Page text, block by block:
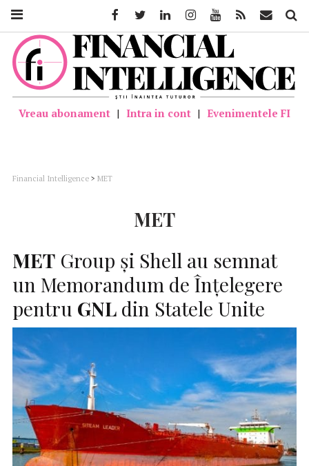
Vreau abonament | Intra in cont | Evenimentele FI
Financial Intelligence > MET
MET
MET Group şi Shell au semnat
un Memorandum de Înţelegere
pentru GNL din Statele Unite
FacebookTwitter LinkedinInstagramYoutube Feed Mail